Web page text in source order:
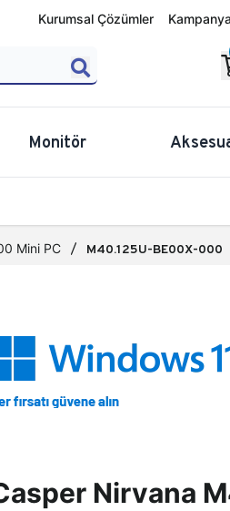
Kurumsal Çözümler
Monitör
Mini PC M40.125U-BE00X-000
Nirvana